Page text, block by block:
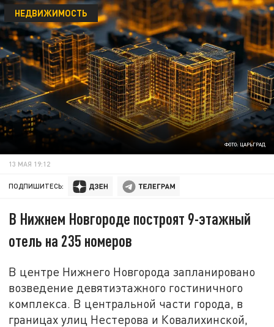
ФОТО: ЦАРЬГРАД
НЕДВИЖИМОСТЬ
13 МАЯ 19:12
ПОДПИШИТЕСЬ:
В Нижнем Новгороде построят 9-этажный
отель на 235 номеров
В центре Нижнего Новгорода запланировано
возведение девятиэтажного гостиничного
комплекса. В центральной части города, в
границах улиц Нестерова и Ковалихинской,